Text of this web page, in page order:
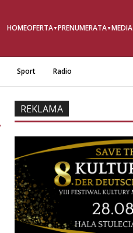
HOMEOFERTA PRENUMERATA MEDIA
Sport Radio
REKLAMA